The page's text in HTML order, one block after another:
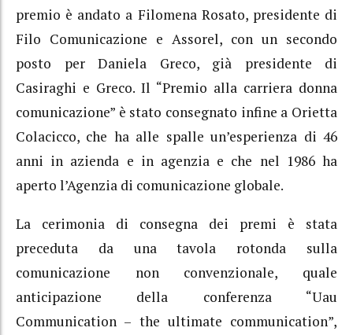
premio è andato a Filomena Rosato, presidente di
Filo Comunicazione e Assorel, con un secondo
posto per Daniela Greco, già presidente di
Casiraghi e Greco. Il “Premio alla carriera donna
comunicazione” è stato consegnato infine a Orietta
Colacicco, che ha alle spalle un’esperienza di 46
anni in azienda e in agenzia e che nel 1986 ha
aperto l’Agenzia di comunicazione globale.
La cerimonia di consegna dei premi è stata
preceduta da una tavola rotonda sulla
comunicazione non convenzionale, quale
anticipazione della conferenza “Uau
Communication – the ultimate communication”,